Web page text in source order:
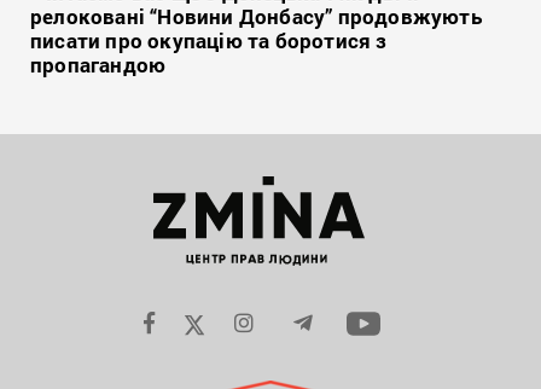
релоковані “Новини Донбасу” продовжують
писати про окупацію та боротися з
пропагандою